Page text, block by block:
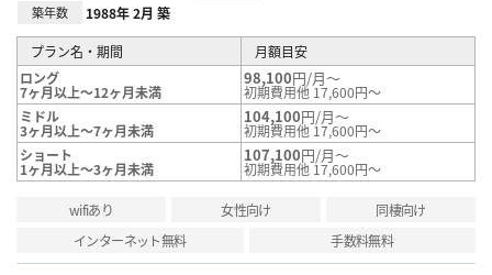
築年数 1988年 2月 築
プラン名・期間
月額目安
ロング
7ヶ月以上～12ヶ月未満
98,100円/月～
初期費用他 17,600円～
ミドル
3ヶ月以上～7ヶ月未満
104,100円/月～
初期費用他 17,600円～
ショート
1ヶ月以上～3ヶ月未満
107,100円/月～
初期費用他 17,600円～
wifiあり 女性向け
同棲向け
インターネット無料
手数料無料